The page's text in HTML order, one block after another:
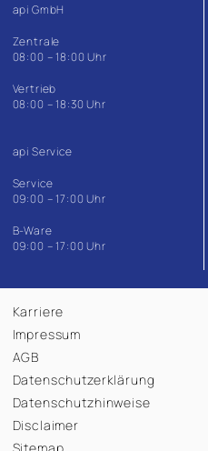
api GmbH
Zentrale
08:00 – 18:00 Uhr
Vertrieb
08:00 – 18:30 Uhr
api Service
Service
09:00 – 17:00 Uhr
B-Ware
09:00 – 17:00 Uhr
Karriere
Impressum
AGB
Datenschutzerklärung
Datenschutzhinweise
Disclaimer
Sitemap